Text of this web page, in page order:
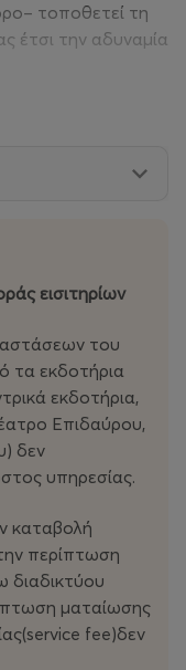
τοποθετεί τη
έτσι την αδυναμία
να προκαλεί
σε έναν από τους
να θεωρείται από
Κατρανίδου, το
πάνω στους
Μια σκηνική
δραματουργία
παγίδες που
ένας
μία πιθανή
βρίσκεται αλλού.
να προκύψει το
εισιτηρίων
του
τα εκδοτήρια
εκδοτήρια,
Επιδαύρου,
δεν
υπηρεσίας.
καταβολή
περίπτωση
διαδικτύου
ματαίωσης
fee)δεν